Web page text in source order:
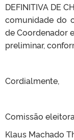
DEFINITIVA DE
comunidade do
de Coordenador
preliminar,
Cordialmente,
Comissão
Klaus Machado